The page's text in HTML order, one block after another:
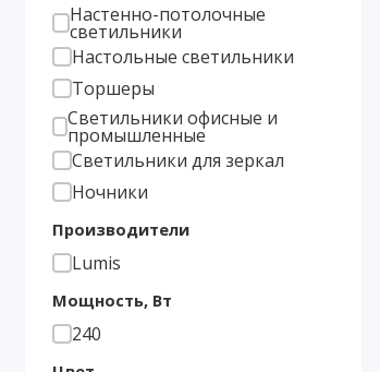
Настенно-потолочные
светильники
Настольные светильники
Торшеры
Светильники офисные и
промышленные
Светильники для зеркал
Ночники
Производители
Lumis
Мощность, Вт
240